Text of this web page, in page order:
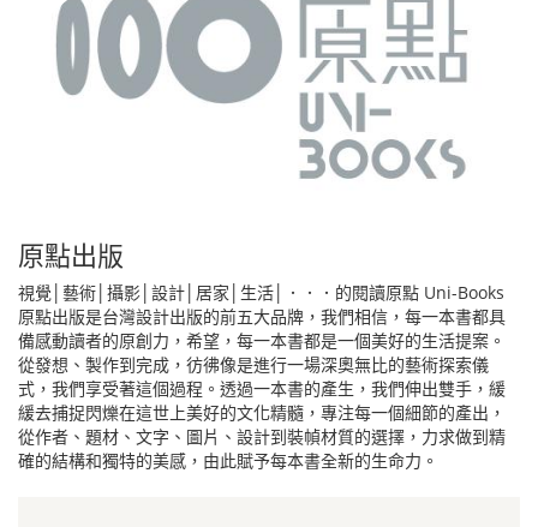
原點出版
視覺│藝術│攝影│設計│居家│生活│．．．的閱讀原點 Uni-Books
原點出版是台灣設計出版的前五大品牌，我們相信，每一本書都具
備感動讀者的原創力，希望，每一本書都是一個美好的生活提案。
從發想、製作到完成，彷彿像是進行一場深奧無比的藝術探索儀
式，我們享受著這個過程。透過一本書的產生，我們伸出雙手，緩
緩去捕捉閃爍在這世上美好的文化精髓，專注每一個細節的產出，
從作者、題材、文字、圖片、設計到裝幀材質的選擇，力求做到精
確的結構和獨特的美感，由此賦予每本書全新的生命力。